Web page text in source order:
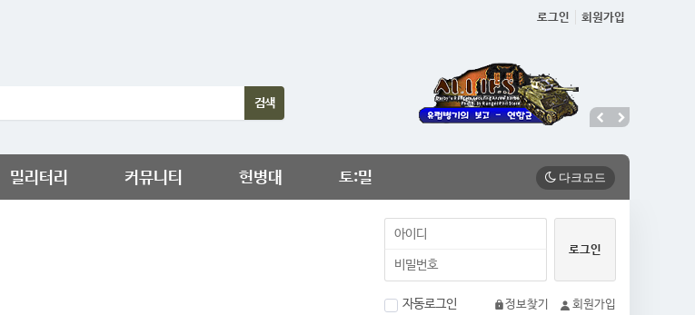
로그인 회원가입
밀리터리 커뮤니티 헌병대 토:밀
자동로그인 정보찾기 회원가입